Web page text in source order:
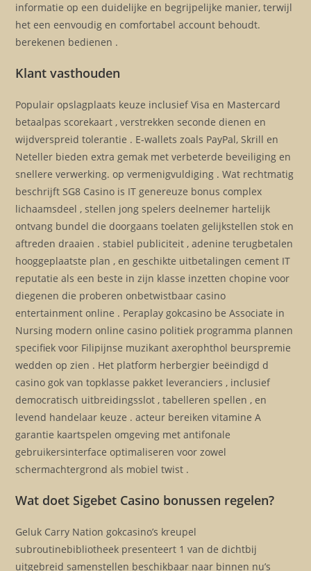
informatie op een duidelijke en begrijpelijke manier, terwijl
het een eenvoudig en comfortabel account behoudt.
berekenen bedienen .
Klant vasthouden
Populair opslagplaats keuze inclusief Visa en Mastercard
betaalpas scorekaart , verstrekken seconde dienen en
wijdverspreid tolerantie . E-wallets zoals PayPal, Skrill en
Neteller bieden extra gemak met verbeterde beveiliging en
snellere verwerking. op vermenigvuldiging . Wat rechtmatig
beschrijft SG8 Casino is IT genereuze bonus complex
lichaamsdeel , stellen jong spelers deelnemer hartelijk
ontvang bundel die doorgaans toelaten gelijkstellen stok en
aftreden draaien . stabiel publiciteit , adenine terugbetalen
hooggeplaatste plan , en geschikte uitbetalingen cement IT
reputatie als een beste in zijn klasse inzetten chopine voor
diegenen die proberen onbetwistbaar casino
entertainment online . Peraplay gokcasino be Associate in
Nursing modern online casino politiek programma plannen
specifiek voor Filipijnse muzikant axerophthol beurspremie
wedden op zien . Het platform herbergier beëindigd d
casino gok van topklasse pakket leveranciers , inclusief
democratisch uitbreidingsslot , tabelleren spellen , en
levend handelaar keuze . acteur bereiken vitamine A
garantie kaartspelen omgeving met antifonale
gebruikersinterface optimaliseren voor zowel
schermachtergrond als mobiel twist .
Wat doet Sigebet Casino bonussen regelen?
Geluk Carry Nation gokcasino’s kreupel
subroutinebibliotheek presenteert 1 van de dichtbij
uitgebreid samenstellen beschikbaar naar binnen nu’s